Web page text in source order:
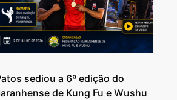
sediou a 6ª edição do
de Kung Fu e Wushu